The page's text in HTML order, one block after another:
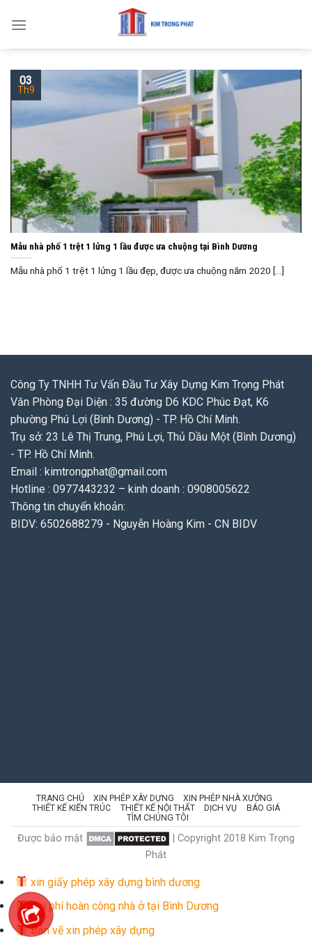
Mẫu nhà phố 1 trệt 1 lửng 1 lầu được ưa chuộng tại Bình Dương
Mẫu nhà phố 1 trệt 1 lửng 1 lầu đẹp, được ưa chuộng năm 2020 [...]
03
Th9
Công Ty TNHH Tư Vấn Đầu Tư Xây Dựng Kim Trọng Phát
Văn Phòng Đại Diện : 35 đường D6 KDC Phúc Đạt, K6
phường Phú Lợi (Bình Dương) - TP. Hồ Chí Minh.
Trụ sở: 23 Lê Thị Trung, Phú Lợi, Thủ Dầu Một (Bình Dương)
- TP. Hồ Chí Minh.
Email : kimtrongphat@gmail.com
Hotline : 0977443232 – kinh doanh : 0908005622
Thông tin chuyển khoản:
BIDV: 6502688279 - Nguyễn Hoàng Kim - CN BIDV
TRANG CHỦ XIN PHÉP XÂY DỰNG
XIN PHÉP NHÀ XƯỞNG
THIẾT KẾ KIẾN TRÚC
THIẾT KẾ NỘI THẤT DỊCH VỤ
BÁO GIÁ
TÌM CHÚNG TÔI
Được bảo mật
| Copyright 2018 Kim Trọng
Phát
xin giấy phép xây dựng bình dương
Chi phí hoàn công nhà ở tại Bình Dương
Bản vẽ xin phép xây dựng